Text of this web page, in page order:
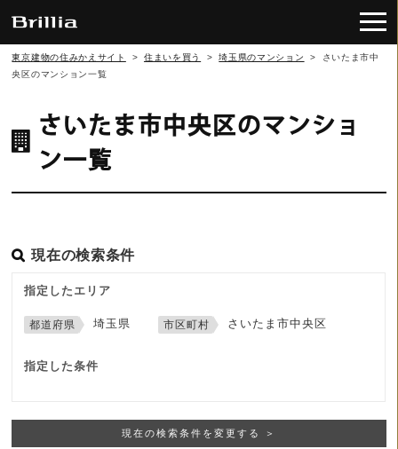
東京建物の住みかえサイト > 住まいを買う > 埼玉県のマンション >
さいたま市中
央区のマンション一覧
さいたま市中央区のマンショ
ン一覧
現在の検索条件
指定したエリア
埼玉県 さいたま市中央区
指定した条件
現在の検索条件を変更する ＞